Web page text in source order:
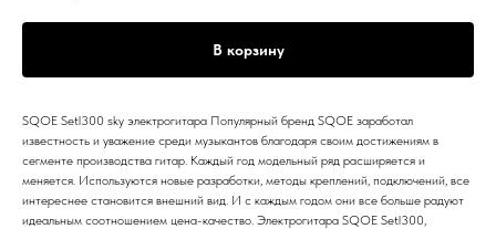
В корзину
SQOE Setl300 sky электрогитара Популярный бренд SQOE заработал
известность и уважение среди музыкантов благодаря своим достижениям в
сегменте производства гитар. Каждый год модельный ряд расширяется и
меняется. Используются новые разработки, методы креплений, подключений, все
интереснее становится внешний вид. И с каждым годом они все больше радуют
идеальным соотношением цена-качество. Электрогитара SQOE Setl300,